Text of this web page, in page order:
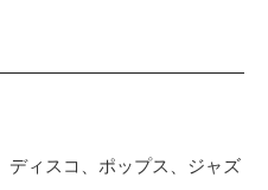
ディスコ、ポップス、ジャズ